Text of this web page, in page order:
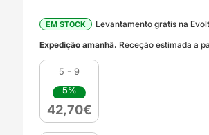
EM STOCK
Levantamento grátis na
Expedição amanhã. Receção estimada a
5 - 9
5%
42,70€